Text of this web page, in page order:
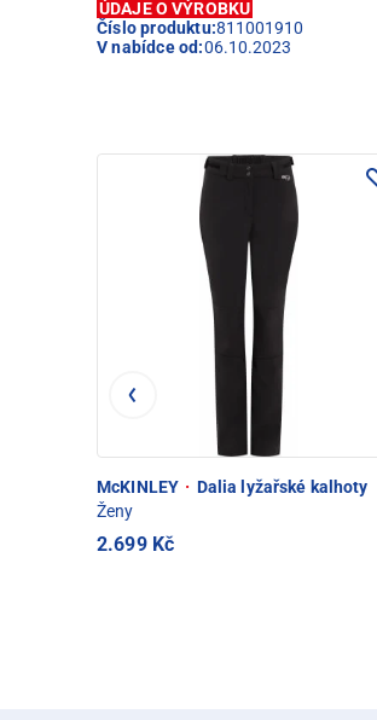
ÚDAJE O VÝROBKU
Číslo produktu:811001910
V nabídce od:06.10.2023
McKINLEY · Dalia lyžařské kalhoty
Ženy
2.699 Kč